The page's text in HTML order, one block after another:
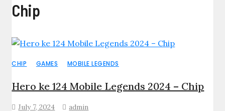
Chip
CHIP GAMES MOBILE LEGENDS
Hero ke 124 Mobile Legends 2024 – Chip
July 7, 2024 admin